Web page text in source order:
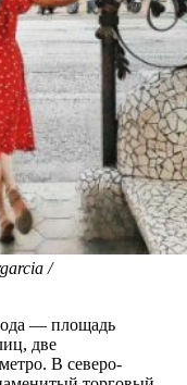
/
— площадь
две
В северо-